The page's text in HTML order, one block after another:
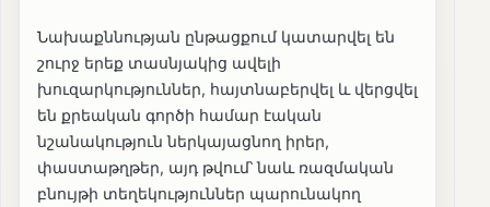
Նախաքննության ընթացքում կատարվել են
շուրջ երեք տասնյակից ավելի
խուզարկություններ, հայտնաբերվել և վերցվել
են քրեական գործի համար էական
նշանակություն ներկայացնող իրեր,
փաստաթղթեր, այդ թվում՝ նաև ռազմական
բնույթի տեղեկություններ պարունակող